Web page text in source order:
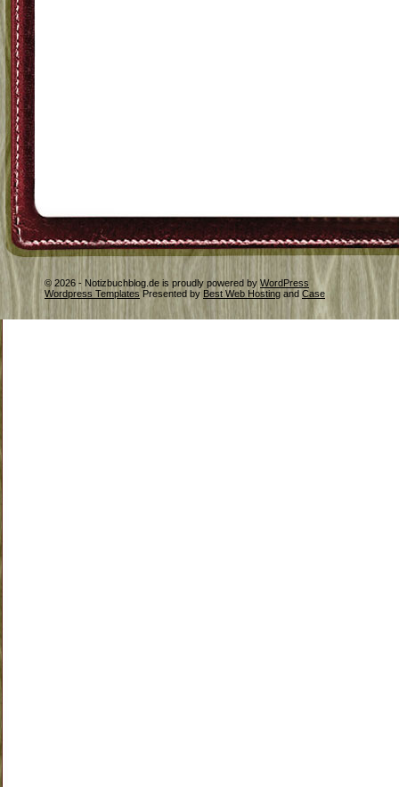
© 2026 - Notizbuchblog.de is proudly powered by WordPress
Wordpress Templates Presented by Best Web Hosting and Case